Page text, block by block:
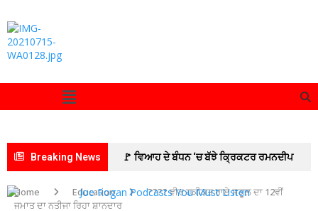
Breaking News 🚩 ਵਿਆਹ ਦੇ ਬੰਧਨ ‘ਚ ਬੱਝੇ ਕ੍ਰਿਕਟਰ ਰਮਨਦੀਪ
ਸਿੰਘ ਅਤੇ ਅਦਾਕਾਰਾ ਚਾਰਲੀ ਚੌਹਾਨ 🚩 ਆਰਮੀ
Home Education
???? ਵੀਰ ਹਕੀਕਤ ਰਾਏ ਸਕੂਲ ਦਾ 12ਵੀਂ
ਜਮਾਤ ਦਾ ਨਤੀਜਾ ਰਿਹਾ ਸ਼ਾਨਦਾਰ